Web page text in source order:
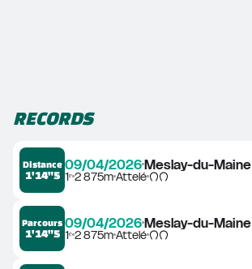
RECORDS
Distance
1'14"5
09/04/2026Meslay-du-Maine
1ᵉ2 875mAttelé
Parcours
1'14"5
09/04/2026Meslay-du-Maine
1ᵉ2 875mAttelé